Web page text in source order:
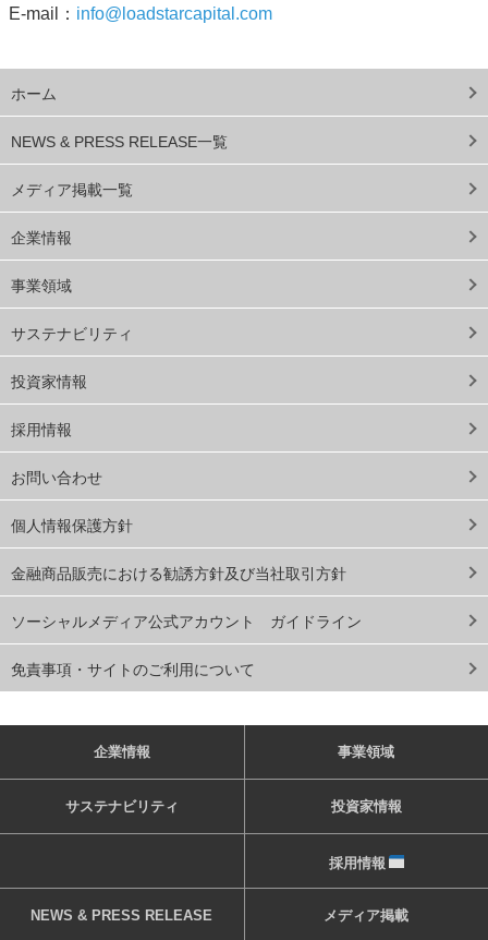
ホーム
NEWS & PRESS RELEASE一覧
メディア掲載一覧
企業情報
事業領域
サステナビリティ
投資家情報
採用情報
お問い合わせ
個人情報保護方針
金融商品販売における勧誘方針及び当社取引方針
ソーシャルメディア公式アカウント ガイドライン
免責事項・サイトのご利用について
E-mail： info@loadstarcapital.com
企業情報 事業領域
サステナビリティ 投資家情報
採用情報
NEWS & PRESS RELEASE メディア掲載